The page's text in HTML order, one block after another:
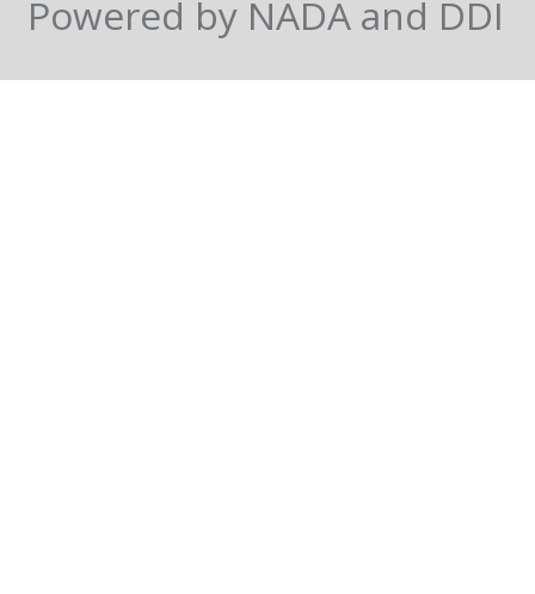
Powered by NADA and DDI